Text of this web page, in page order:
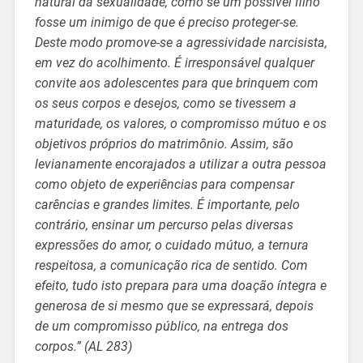
fosse um inimigo de que é preciso proteger-se.
Deste modo promove-se a agressividade narcisista,
em vez do acolhimento. É irresponsável qualquer
convite aos adolescentes para que brinquem com
os seus corpos e desejos, como se tivessem a
maturidade, os valores, o compromisso mútuo e os
objetivos próprios do matrimônio. Assim, são
levianamente encorajados a utilizar a outra pessoa
como objeto de experiências para compensar
carências e grandes limites. É importante, pelo
contrário, ensinar um percurso pelas diversas
expressões do amor, o cuidado mútuo, a ternura
respeitosa, a comunicação rica de sentido. Com
efeito, tudo isto prepara para uma doação íntegra e
generosa de si mesmo que se expressará, depois
de um compromisso público, na entrega dos
corpos.” (AL 283)